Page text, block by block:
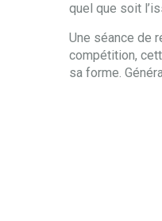
quel que soit
Une séance de
compétition,
sa forme.